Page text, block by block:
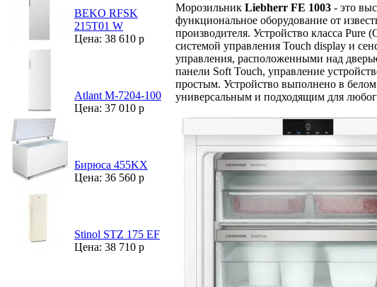
BEKO RFSK
215T01 W
Цена: 38 610 р
Atlant М-7204-100
Цена: 37 010 р
Бирюса 455KX
Цена: 36 560 р
Stinol STZ 175 EF
Цена: 38 710 р
Морозильник Liebherr FE 1003 - это
функциональное оборудование от
производителя. Устройство класса Pure
системой управления Touch display и
управления, расположенными над
панели Soft Touch, управление
простым. Устройство выполнено в белом
универсальным и подходящим для